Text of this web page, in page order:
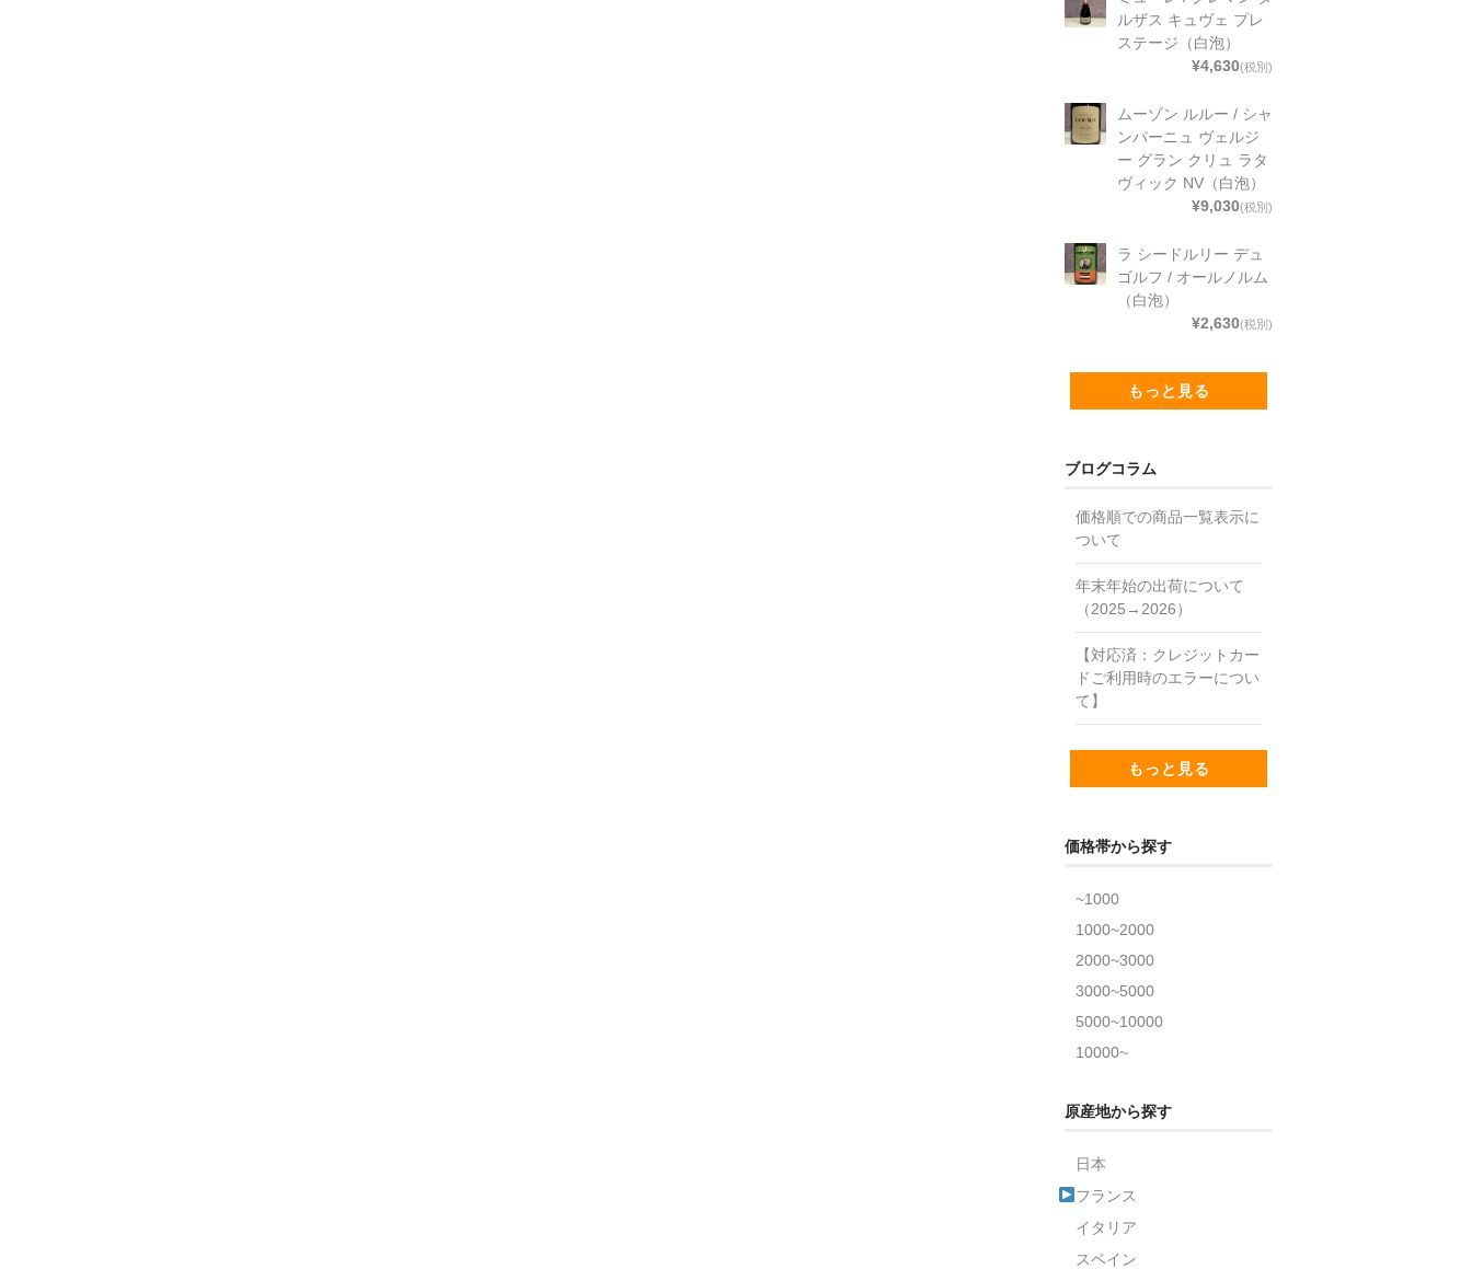
ルザス キュヴェ プレ
ステージ（白泡）
¥4,630(税別)
ムーゾン ルルー / シャ
ンパーニュ ヴェルジ
ー グラン クリュ ラタ
ヴィック NV（白泡）
¥9,030(税別)
ラ シードルリー デュ
ゴルフ / オールノルム
（白泡）
¥2,630(税別)
もっと見る
ブログコラム
価格順での商品一覧表示に
ついて
年末年始の出荷について
（2025→2026）
【対応済：クレジットカー
ドご利用時のエラーについ
て】
もっと見る
価格帯から探す
~1000
1000~2000
2000~3000
3000~5000
5000~10000
10000~
原産地から探す
日本
フランス
イタリア
スペイン